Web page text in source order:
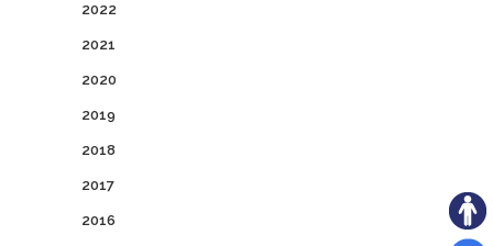
2022
2021
2020
2019
2018
2017
2016